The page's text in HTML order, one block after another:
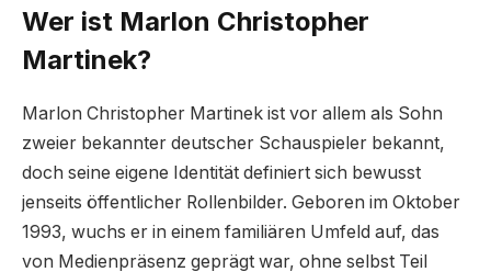
Wer ist Marlon Christopher
Martinek?
Marlon Christopher Martinek ist vor allem als Sohn
zweier bekannter deutscher Schauspieler bekannt,
doch seine eigene Identität definiert sich bewusst
jenseits öffentlicher Rollenbilder. Geboren im Oktober
1993, wuchs er in einem familiären Umfeld auf, das
von Medienpräsenz geprägt war, ohne selbst Teil